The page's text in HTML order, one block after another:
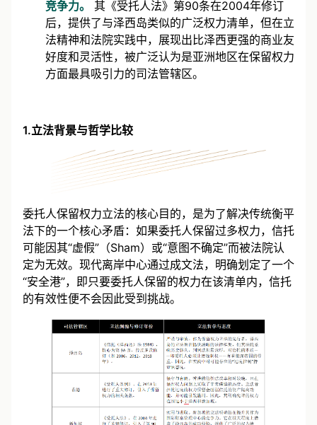
竞争力。
其《受托人法》第90条在2004年修订
后，提供了与泽西岛类似的广泛权力清单，但在立
法精神和法院实践中，展现出比泽西更强的商业友
好度和灵活性，被广泛认为是亚洲地区在保留权力
方面最具吸引力的司法管辖区。
1.立法背景与哲学比较
委托人保留权力立法的核心目的，是为了解决传统衡平
法下的一个核心矛盾：如果委托人保留过多权力，信托
可能因其“虚假”（Sham）或“意图不确定”而被法院认
定为无效。现代离岸中心通过成文法，明确划定了一个
“安全港”，即只要委托人保留的权力在该清单内，信托
的有效性便不会因此受到挑战。